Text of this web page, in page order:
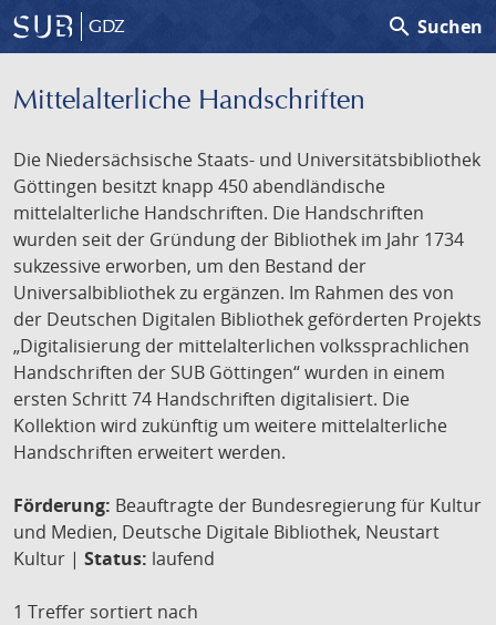
GDZ search Suchen
Mittelalterliche Handschriften
Die Niedersächsische Staats- und Universitätsbibliothek
Göttingen besitzt knapp 450 abendländische
mittelalterliche Handschriften. Die Handschriften
wurden seit der Gründung der Bibliothek im Jahr 1734
sukzessive erworben, um den Bestand der
Universalbibliothek zu ergänzen. Im Rahmen des von
der Deutschen Digitalen Bibliothek geförderten Projekts
„Digitalisierung der mittelalterlichen volkssprachlichen
Handschriften der SUB Göttingen“ wurden in einem
ersten Schritt 74 Handschriften digitalisiert. Die
Kollektion wird zukünftig um weitere mittelalterliche
Handschriften erweitert werden.
Förderung: Beauftragte der Bundesregierung für Kultur
und Medien, Deutsche Digitale Bibliothek, Neustart
Kultur | Status: laufend
1 Treffer sortiert nach